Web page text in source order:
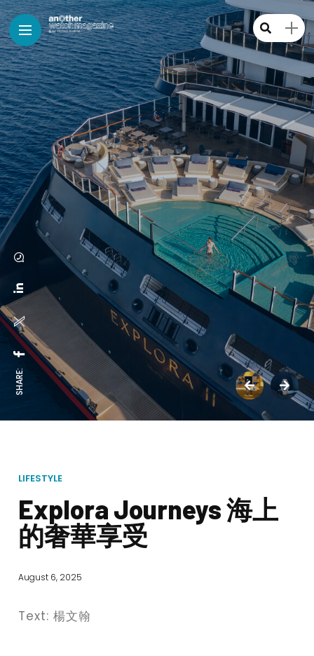
SHARE:
LIFESTYLE
Explora Journeys 海上
的奢華享受
August 6, 2025
Text: 楊文翰